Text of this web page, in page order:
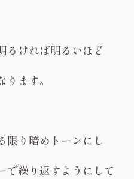
るければ明るいほど
ます。
限り暗めトーンにし
で繰り返すようにして